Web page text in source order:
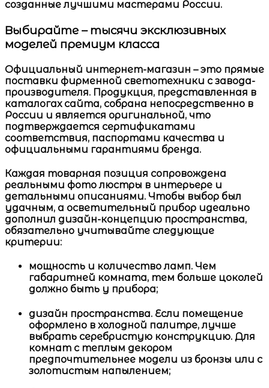
созданные лучшими мастерами России.
Выбирайте – тысячи эксклюзивных
моделей премиум класса
Официальный интернет-магазин – это прямые
поставки фирменной светотехники с завода-
производителя. Продукция, представленная в
каталогах сайта, собрана непосредственно в
России и является оригинальной, что
подтверждается сертификатами
соответствия, паспортами качества и
официальными гарантиями бренда.
Каждая товарная позиция сопровождена
реальными фото люстры в интерьере и
детальными описаниями. Чтобы выбор был
удачным, а осветительный прибор идеально
дополнил дизайн-концепцию пространства,
обязательно учитывайте следующие
критерии:
мощность и количество ламп. Чем
габаритней комната, тем больше цоколей
должно быть у прибора;
дизайн пространства. Если помещение
оформлено в холодной палитре, лучше
выбрать серебристую конструкцию. Для
комнат с теплым декором
предпочтительнее модели из бронзы или с
золотистым напылением;